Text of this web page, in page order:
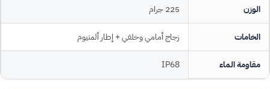
الوزن 225 جرام
الخامات زجاج أمامي وخلفي + إطار ألمنيوم
مقاومة الماء IP68